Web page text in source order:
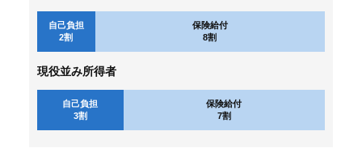
自己負担
2割
保険給付
8割
現役並み所得者
自己負担
3割
保険給付
7割